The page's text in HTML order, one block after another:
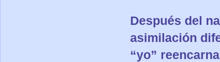
Después del
asimilación
“yo”